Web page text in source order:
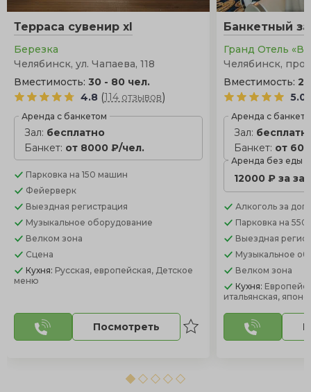
Терраса сувенир xl
Березка
Челябинск, ул. Чапаева, 118
Вместимость: 30 - 80 чел.
4.8 (114 отзывов)
Аренда с банкетом
Зал: бесплатно
Банкет: от 8000 ₽/чел.
Парковка на 150 машин
Фейерверк
Выездная регистрация
Музыкальное оборудование
Велком зона
Сцена
Кухня: Русская, европейская, Детское
меню
Посмотреть
Банкетный
Гранд Отель
Челябинск,
Вместимость:
5.0
Аренда с
Зал:
Банкет: от
Аренда без еды
12000 ₽ за
Алкоголь за
Парковка на
Выездная
Музыкальное
Велком зона
Кухня:
итальянская,